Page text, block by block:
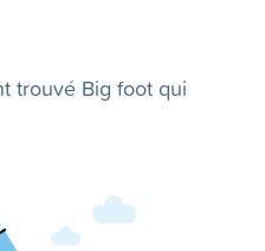
trouvé Big foot qui